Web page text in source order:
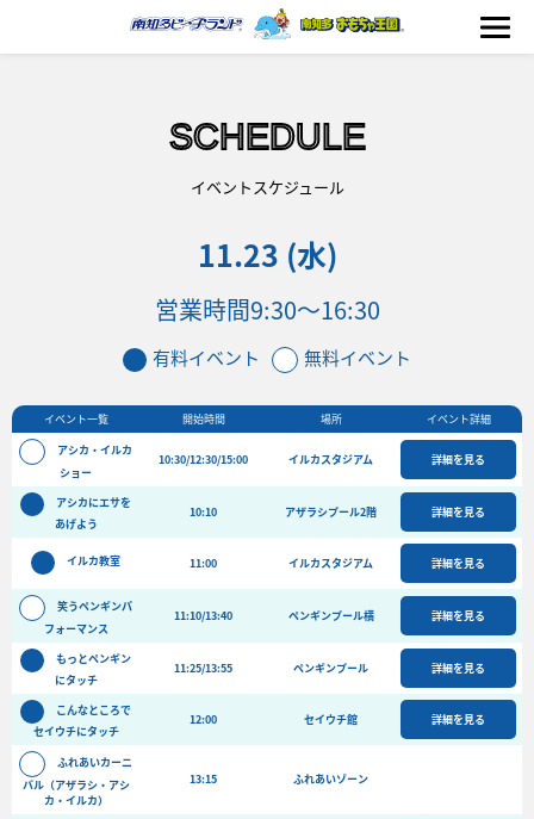
イベント
フード&ショップ
海の生きもの
おもちゃ王国
よくある質問
団体向けプラン情報 ビーチランド支援プログラム
SCHEDULE
イベントスケジュール
11.23 (水)
営業時間9:30〜16:30
有料イベント 無料イベント
イベント一覧 開始時間 場所 イベント詳細
アシカ・イルカ
ショー
10:30/12:30/15:00 イルカスタジアム 詳細を見る
アシカにエサを
あげよう
10:10 アザラシプール2階 詳細を見る
イルカ教室 11:00 イルカスタジアム 詳細を見る
笑うペンギンパ
フォーマンス
11:10/13:40 ペンギンプール横 詳細を見る
もっとペンギン
にタッチ
11:25/13:55 ペンギンプール 詳細を見る
こんなところで
セイウチにタッチ
12:00 セイウチ館 詳細を見る
ふれあいカーニ
バル（アザラシ・アシ
カ・イルカ）
13:15 ふれあいゾーン